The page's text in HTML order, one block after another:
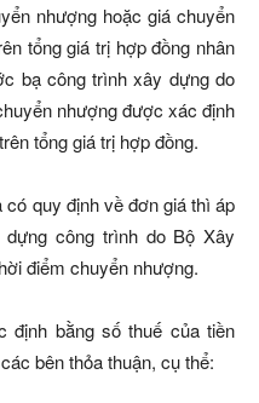
nhượng hoặc giá chuyển
tổng giá trị hợp đồng nhân
bạ công trình xây dựng do
nhượng được xác định
tổng giá trị hợp đồng.
quy định về đơn giá thì áp
công trình do Bộ Xây
điểm chuyển nhượng.
định bằng số thuế của tiền
bên thỏa thuận, cụ thể: